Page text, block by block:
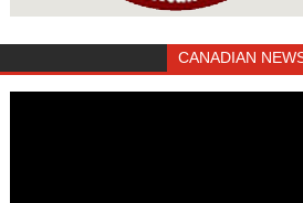
CANADIAN